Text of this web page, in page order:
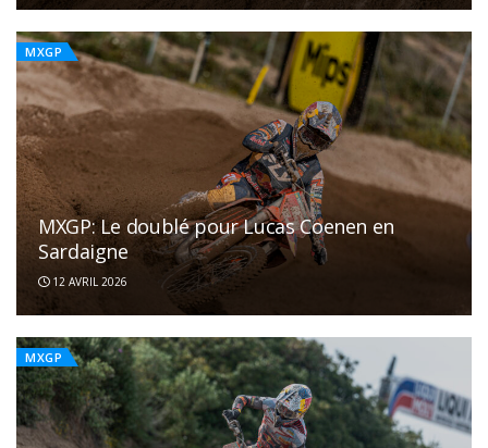
MXGP
MXGP: Le doublé pour Lucas Coenen en
Sardaigne
12 AVRIL 2026
MXGP